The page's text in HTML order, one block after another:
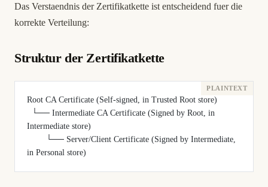
Das Verstaendnis der Zertifikatkette ist entscheidend fuer die
korrekte Verteilung:
Struktur der Zertifikatkette
Root CA Certificate (Self-signed, in Trusted Root store)
Intermediate store)
in Personal store)